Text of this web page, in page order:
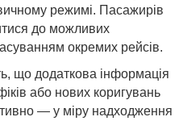
режимі. Пасажирів
до можливих
окремих рейсів.
що додаткова інформація
або нових коригувань
— у міру надходження